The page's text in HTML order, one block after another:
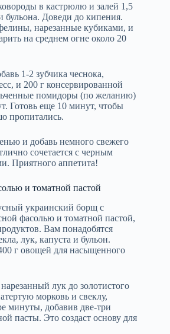
в кастрюлю и залей 1,5
бульона. Доведи до кипения.
нарезанные кубиками, и
на среднем огне около 20
1-2 зубчика чеснока,
и 200 г консервированной
помидоры (по желанию)
Готовь еще 10 минут, чтобы
пропитались.
и добавь немного свежего
сочетается с черным
Приятного аппетита!
и томатной пастой
украинский борщ с
фасолью и томатной пастой,
Вам понадобятся
лук, капуста и бульон.
г овощей для насыщенного
лук до золотистого
морковь и свеклу,
минуты, добавив две-три
пасты. Это создаст основу для